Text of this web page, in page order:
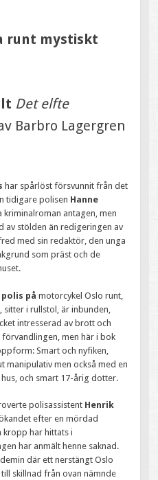
runt mystiskt
Det elfte
Barbro Lagergren
har spårlöst försvunnit från det
tidigare polisen Hanne
kriminalroman antagen, men
av stölden än redigeringen av
med sin redaktör, den unga
som präst och de
på motorcykel Oslo runt,
i rullstol, är inbunden,
intresserad av brott och
men här i bok
Smart och nyfiken,
manipulativ men också med en
och smart 17-årig dotter.
polisassistent Henrik
efter en mördad
kropp har hittats i
har anmält henne saknad.
där ett nerstängt Oslo
skillnad från ovan nämnde